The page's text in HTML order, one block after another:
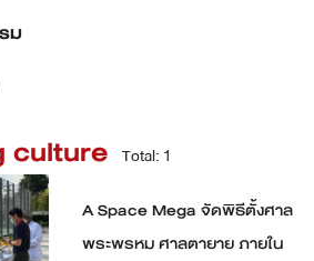
ม
culture Total: 1
A Space Mega จัดพิธีตั้งศาล
พระพรหม ศาลตายาย ภายใน